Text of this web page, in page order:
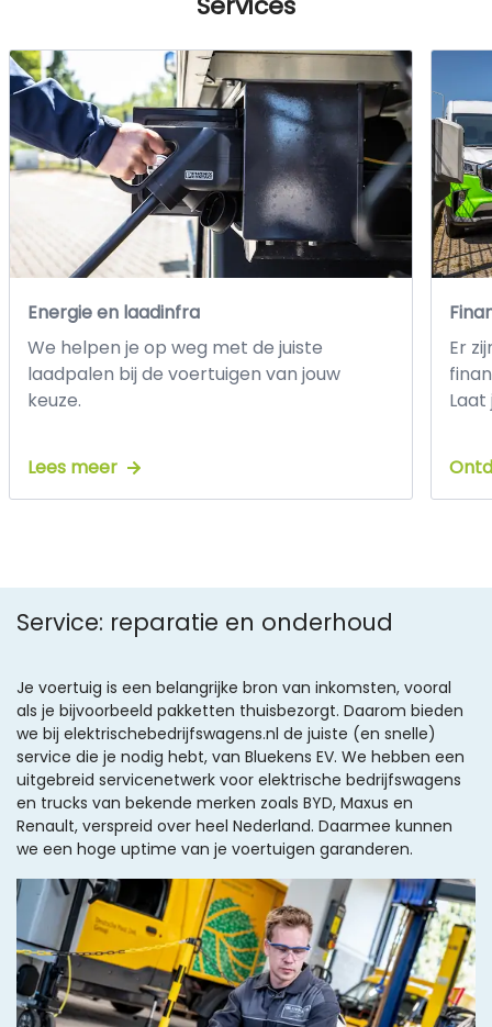
Energie en laadinfra
We helpen je op weg met de juiste
laadpalen bij de voertuigen van jouw
keuze.
Lees meer
Er
Service: reparatie en onderhoud
Je voertuig is een belangrijke bron van inkomsten, vooral
als je bijvoorbeeld pakketten thuisbezorgt. Daarom bieden
we bij elektrischebedrijfswagens.nl de juiste (en snelle)
service die je nodig hebt, van Bluekens EV. We hebben een
uitgebreid servicenetwerk voor elektrische bedrijfswagens
en trucks van bekende merken zoals BYD, Maxus en
Renault, verspreid over heel Nederland. Daarmee kunnen
we een hoge uptime van je voertuigen garanderen.